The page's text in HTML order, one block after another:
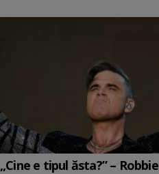
„Cine e tipul ăsta?” – Robbie